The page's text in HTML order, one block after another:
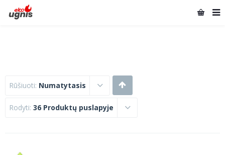
Rūšiuoti: Numatytasis
Rodyti: 36 Produktų puslapyje